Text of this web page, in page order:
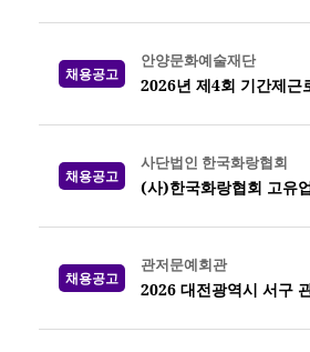
채용공고
안양문화예술재단
2026년 제4회 기간제근
채용공고
사단법인 한국화랑협회
(사)한국화랑협회 고유
채용공고
관저문예회관
2026 대전광역시 서구